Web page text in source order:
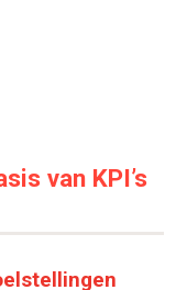
van KPI’s